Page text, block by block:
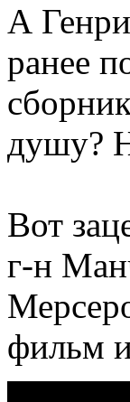
А
ранее
душу?
Вот
г-н
фильм